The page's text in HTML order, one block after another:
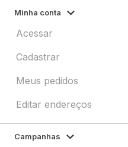
Minha conta
Acessar
Cadastrar
Meus pedidos
Editar endereços
Campanhas